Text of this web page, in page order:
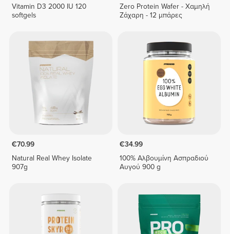
Vitamin D3 2000 IU 120
softgels
Zero Protein Wafer - Χαμηλή
Ζάχαρη - 12 μπάρες
€70.99
Natural Real Whey Isolate
907g
€34.99
100% Αλβουμίνη Ασπραδιού
Αυγού 900 g